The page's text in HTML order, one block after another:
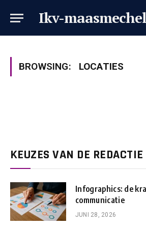
Ikv-
BROWSING: LOCATIES
KEUZES VAN DE REDACTIE
Infographics: de
communicatie
JUNI 28, 2026